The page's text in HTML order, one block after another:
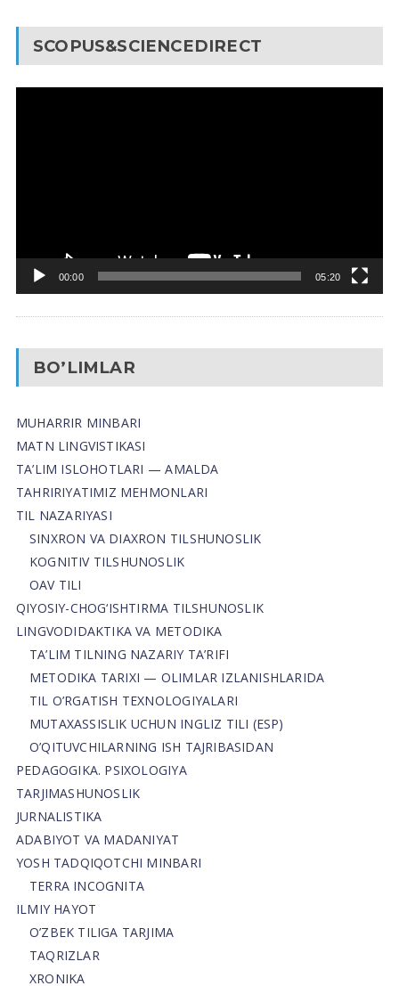
SCOPUS&SCIENCEDIRECT
00:00 05:20
BO’LIMLAR
MUHARRIR MINBARI
MATN LINGVISTIKASI
TA’LIM ISLOHOTLARI — AMALDA
TAHRIRIYATIMIZ MEHMONLARI
TIL NAZARIYASI
SINXRON VA DIAXRON TILSHUNOSLIK
KOGNITIV TILSHUNOSLIK
OAV TILI
QIYOSIY-CHOG‘ISHTIRMA TILSHUNOSLIK
LINGVODIDAKTIKA VA METODIKA
TA’LIM TILNING NAZARIY TA’RIFI
METODIKA TARIXI — OLIMLAR IZLANISHLARIDA
TIL O’RGATISH TEXNOLOGIYALARI
MUTAXASSISLIK UCHUN INGLIZ TILI (ESP)
O’QITUVCHILARNING ISH TAJRIBASIDAN
PEDAGOGIKA. PSIXOLOGIYA
TARJIMASHUNOSLIK
JURNALISTIKA
ADABIYOT VA MADANIYAT
YOSH TADQIQOTCHI MINBARI
TERRA INCOGNITA
ILMIY HAYOT
O’ZBEK TILIGA TARJIMA
TAQRIZLAR
XRONIKA